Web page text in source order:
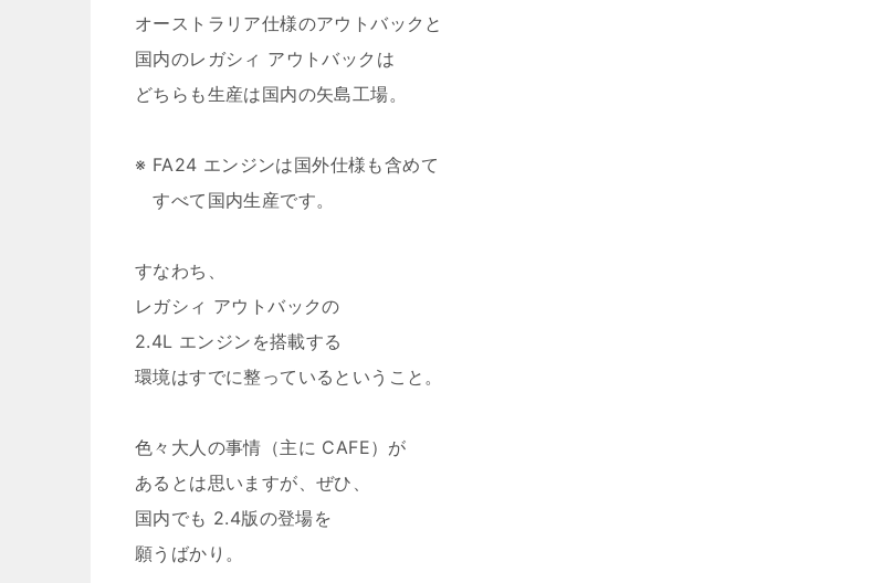
オーストラリア仕様のアウトバックと
国内のレガシィ アウトバックは
どちらも生産は国内の矢島工場。
※ FA24 エンジンは国外仕様も含めて
すべて国内生産です。
すなわち、
レガシィ アウトバックの
2.4L エンジンを搭載する
環境はすでに整っているということ。
色々大人の事情（主に CAFE）が
あるとは思いますが、ぜひ、
国内でも 2.4版の登場を
願うばかり。